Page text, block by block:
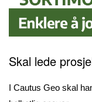
Skal lede
I Cautus Geo skal